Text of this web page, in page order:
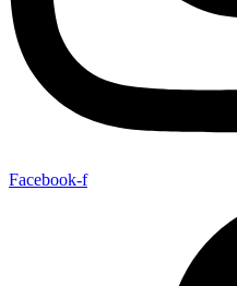
Facebook-f